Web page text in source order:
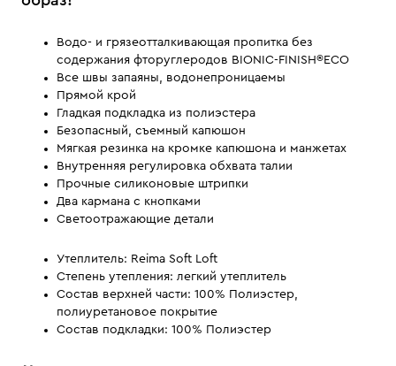
Водо- и грязеотталкивающая пропитка без
содержания фторуглеродов BIONIC-FINISH®ECO
Все швы запаяны, водонепроницаемы
Прямой крой
Гладкая подкладка из полиэстера
Безопасный, съемный капюшон
Мягкая резинка на кромке капюшона и манжетах
Внутренняя регулировка обхвата талии
Прочные силиконовые штрипки
Два кармана с кнопками
Cветоотражающие детали
Утеплитель: Reima Soft Loft
Степень утепления: легкий утеплитель
Состав верхней части: 100% Полиэстер,
полиуретановое покрытие
Состав подкладки: 100% Полиэстер